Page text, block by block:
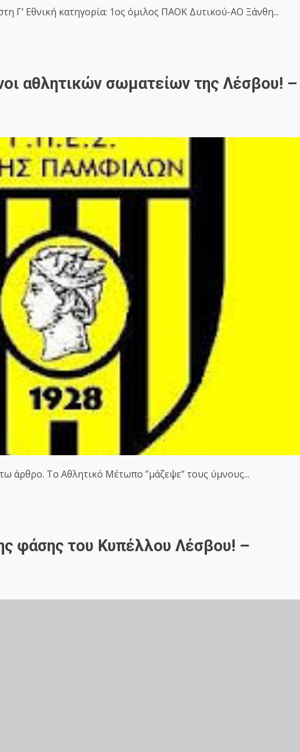
Γ’ Εθνική κατηγορία: 1ος όμιλος ΠΑΟΚ Δυτικού-ΑΟ Ξάνθη...
αθλητικών σωματείων της Λέσβου! –
άρθρο. Το Αθλητικό Μέτωπο ”μάζεψε” τους ύμνους...
φάσης του Κυπέλλου Λέσβου! –